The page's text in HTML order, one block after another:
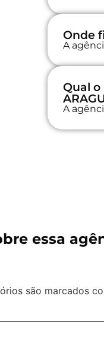
Onde
A
Qual
A
essa
são marcados